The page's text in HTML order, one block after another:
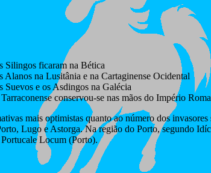
Silingos ficaram na Bética
Alanos na Lusitânia e na Cartaginense Ocidental
Suevos e os Asdingos na Galécia
conservou-se nas mãos do Império
mais optimistas quanto ao número dos
Lugo e Astorga. Na região do Porto, segundo
Locum (Porto).